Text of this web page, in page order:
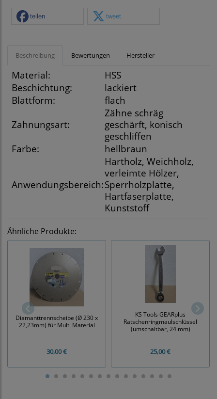
teilen tweet
Beschreibung Bewertungen Hersteller
Material:
HSS
Beschichtung:
lackiert
Blattform:
flach
Zahnungsart:
Zähne schräg
geschärft, konisch
geschliffen
Farbe:
hellbraun
Anwendungsbereich:
Hartholz, Weichholz,
verleimte Hölzer,
Sperrholzplatte,
Hartfaserplatte,
Kunststoff
Ähnliche Produkte:
Diamanttrennscheibe (Ø 230 x
22,23mm) für Multi Material
30,00 €
KS Tools GEARplus
Ratschenringmaulschlüssel
(umschaltbar, 24 mm)
25,00 €